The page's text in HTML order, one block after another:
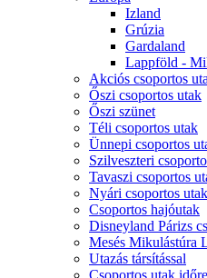
Izland
Grúzia
Gardaland
Lappföld -
Akciós csoportos
Őszi csoportos utak
Őszi szünet
Téli csoportos utak
Ünnepi csoportos
Szilveszteri
Tavaszi csoportos
Nyári csoportos utak
Csoportos hajóutak
Disneyland Párizs
Mesés Mikulástúra
Utazás társítással
Csoportos utak